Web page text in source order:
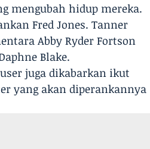
mengubah hidup mereka.
Fred Jones. Tanner
Abby Ryder Fortson
Blake.
juga dikabarkan ikut
yang akan diperankannya